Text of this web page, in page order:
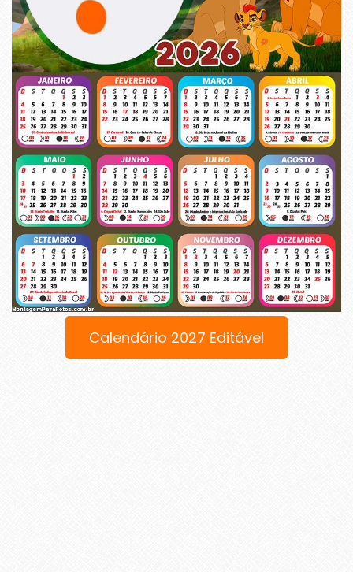
Calendário 2027 Editável